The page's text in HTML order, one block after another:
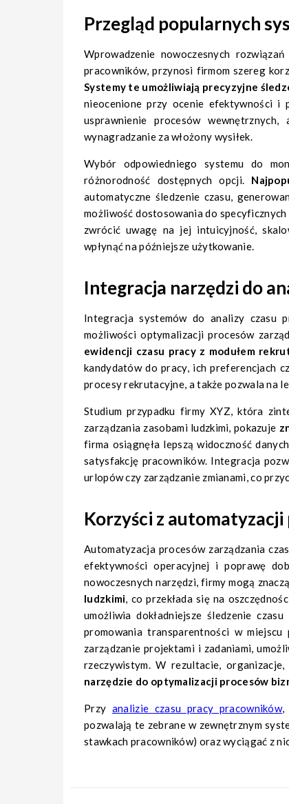
Przegląd popularnych
Wprowadzenie nowoczesnych
pracowników, przynosi firmom szereg
Systemy te umożliwiają precyzyjne
nieocenione przy ocenie efektywności i
usprawnienie procesów
wynagradzanie za włożony wysiłek.
Wybór odpowiedniego systemu do
różnorodność dostępnych opcji.
automatyczne śledzenie czasu,
możliwość dostosowania do
zwrócić uwagę na jej intuicyjność,
wpłynąć na późniejsze użytkowanie.
Integracja narzędzi do
Integracja systemów do analizy czasu
możliwości optymalizacji procesów
ewidencji czasu pracy z modułem
kandydatów do pracy, ich preferencjach
procesy rekrutacyjne, a także pozwala na
Studium przypadku firmy XYZ, która
zarządzania zasobami ludzkimi, pokazuje
firma osiągnęła lepszą widoczność
satysfakcję pracowników. Integracja
urlopów czy zarządzanie zmianami, co
Korzyści z
Automatyzacja procesów zarządzania
efektywności operacyjnej i poprawę
nowoczesnych narzędzi, firmy mogą
ludzkimi, co przekłada się na
umożliwia dokładniejsze śledzenie
promowania transparentności w
zarządzanie projektami i zadaniami,
rzeczywistym. W rezultacie,
narzędzie do optymalizacji procesów
Przy analizie czasu pracy pracowników,
pozwalają te zebrane w zewnętrznym
stawkach pracowników) oraz wyciągać z